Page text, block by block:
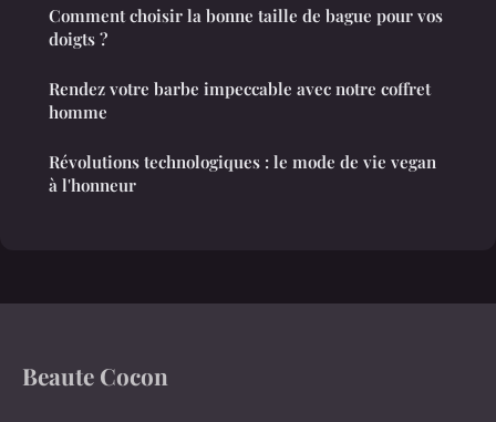
Comment choisir la bonne taille de bague pour vos
doigts ?
Rendez votre barbe impeccable avec notre coffret
homme
Révolutions technologiques : le mode de vie vegan
à l'honneur
Beaute Cocon